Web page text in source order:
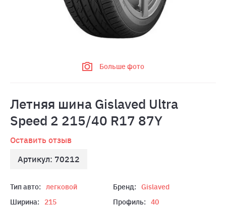
Больше фото
Летняя шина Gislaved Ultra
Speed 2 215/40 R17 87Y
Оставить отзыв
Артикул: 70212
Тип авто: легковой Бренд:
Gislaved
Ширина:
215 Профиль:
40